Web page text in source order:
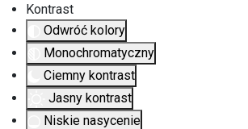
Kontrast
Odwróć kolory
Monochromatyczny
Ciemny kontrast
Jasny kontrast
Niskie nasycenie